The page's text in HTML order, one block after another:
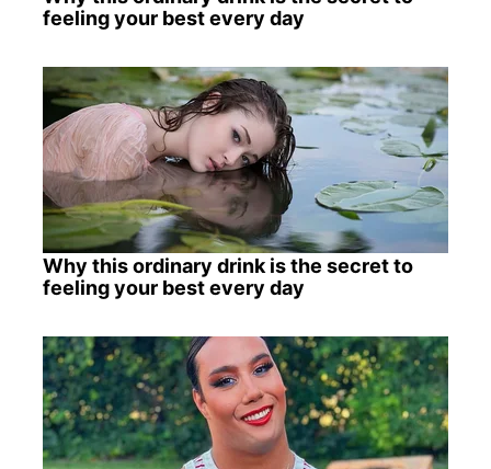
feeling your best every day
Why this ordinary drink is the secret to
feeling your best every day